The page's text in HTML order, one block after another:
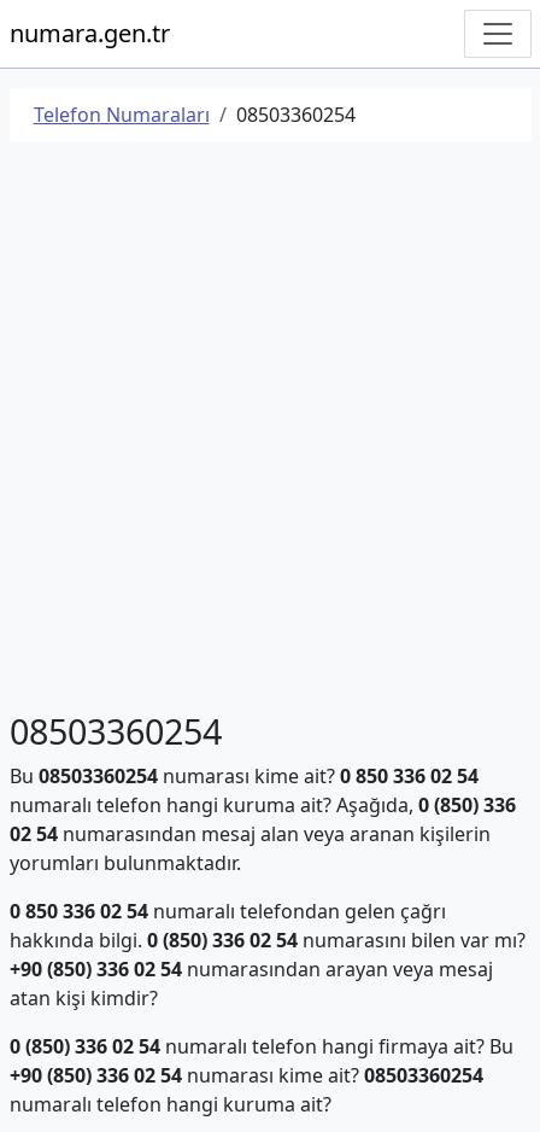
numara.gen.tr
Telefon Numaraları 08503360254
08503360254
Bu 08503360254numarası kime ait?0 850 336 02 54
numaralı telefon hangi kuruma ait? Aşağıda, 0 (850) 336
02 54numarasından mesaj alan veya aranan kişilerin
yorumları bulunmaktadır.
0 850 336 02 54numaralı telefondan gelen çağrı
hakkında bilgi. 0 (850) 336 02 54numarasını bilen var mı?
+90 (850) 336 02 54numarasından arayan veya mesaj
atan kişi kimdir?
0 (850) 336 02 54numaralı telefon hangi firmaya ait? Bu
+90 (850) 336 02 54numarası kime ait?08503360254
numaralı telefon hangi kuruma ait?